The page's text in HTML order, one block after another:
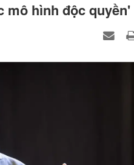
hình độc quyền'